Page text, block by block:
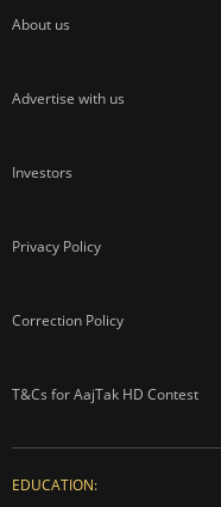
About us
Advertise with us
Investors
Privacy Policy
Correction Policy
T&Cs for AajTak HD Contest
EDUCATION: